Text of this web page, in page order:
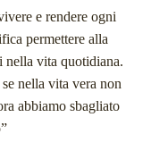
e rendere ogni
permettere alla
nella vita quotidiana.
nella vita vera non
abbiamo sbagliato